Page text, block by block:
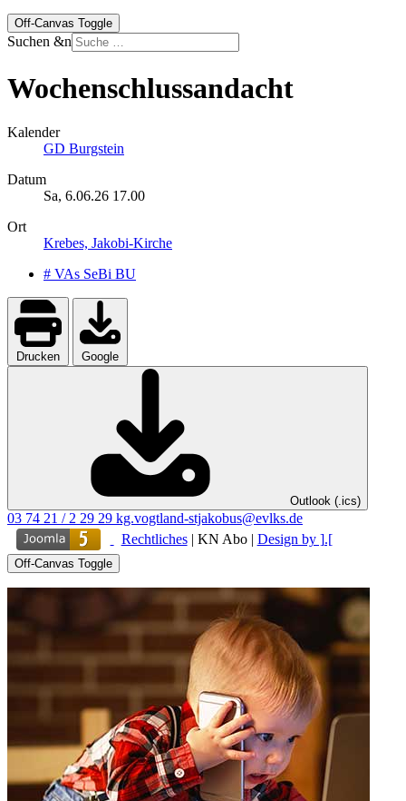
Off-Canvas Toggle
Suchen &n
Wochenschlussandacht
Kalender
GD Burgstein
Datum
Sa, 6.06.26 17.00
Ort
Krebes, Jakobi-Kirche
# VAs SeBi BU
Drucken Google
Outlook (.ics)
03 74 21 / 2 29 29 kg.vogtland-stjakobus@evlks.de
Rechtliches| KN Abo| Design by ].[
Off-Canvas Toggle